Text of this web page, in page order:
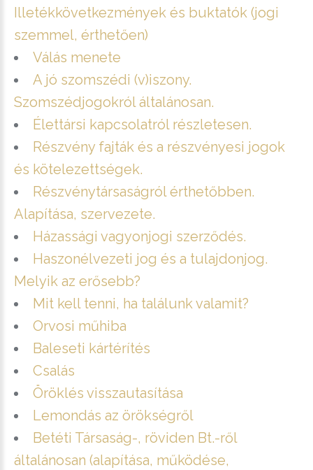
Illetékkövetkezmények és buktatók (jogi
szemmel, érthetően)
Válás menete
A jó szomszédi (v)iszony.
Szomszédjogokról általánosan.
Élettársi kapcsolatról részletesen.
Részvény fajták és a részvényesi jogok
és kötelezettségek.
Részvénytársaságról érthetőbben.
Alapítása, szervezete.
Házassági vagyonjogi szerződés.
Haszonélvezeti jog és a tulajdonjog.
Melyik az erősebb?
Mit kell tenni, ha találunk valamit?
Orvosi műhiba
Baleseti kártérítés
Csalás
Öröklés visszautasítása
Lemondás az örökségről
Betéti Társaság-, röviden Bt.-ről
általánosan (alapítása, működése,